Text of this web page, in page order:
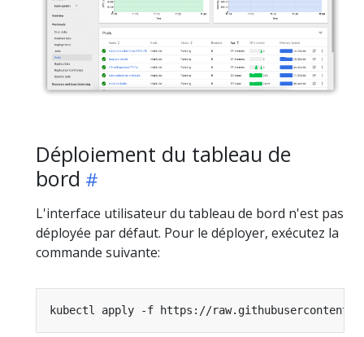
Déploiement du tableau de
bord
L'interface utilisateur du tableau de bord n'est pas
déployée par défaut. Pour le déployer, exécutez la
commande suivante: